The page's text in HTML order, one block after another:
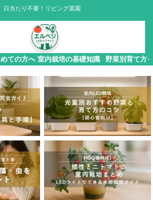
日当たり不要！リビング菜園
ての方へ 室内栽培の基礎知識 野菜別育て方